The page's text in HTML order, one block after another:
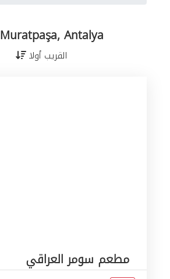
Muratpaşa, Antalya
القريب أولا
مطعم سومر العراقي